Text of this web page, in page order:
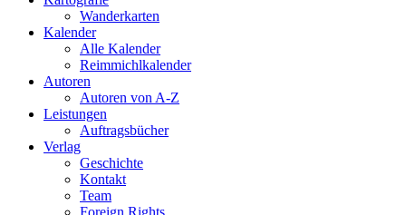
Wanderkarten
Kalender
Alle Kalender
Reimmichlkalender
Autoren
Autoren von A-Z
Leistungen
Auftragsbücher
Verlag
Geschichte
Kontakt
Team
Foreign Rights